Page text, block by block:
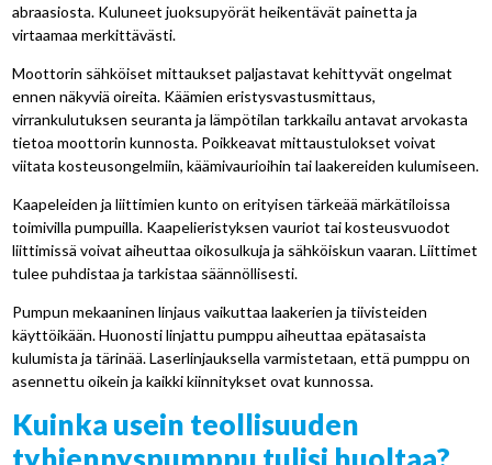
abraasiosta. Kuluneet juoksupyörät heikentävät painetta ja
virtaamaa merkittävästi.
Moottorin sähköiset mittaukset paljastavat kehittyvät ongelmat
ennen näkyviä oireita. Käämien eristysvastusmittaus,
virrankulutuksen seuranta ja lämpötilan tarkkailu antavat arvokasta
tietoa moottorin kunnosta. Poikkeavat mittaustulokset voivat
viitata kosteusongelmiin, käämivaurioihin tai laakereiden kulumiseen.
Kaapeleiden ja liittimien kunto on erityisen tärkeää märkätiloissa
toimivilla pumpuilla. Kaapelieristyksen vauriot tai kosteusvuodot
liittimissä voivat aiheuttaa oikosulkuja ja sähköiskun vaaran. Liittimet
tulee puhdistaa ja tarkistaa säännöllisesti.
Pumpun mekaaninen linjaus vaikuttaa laakerien ja tiivisteiden
käyttöikään. Huonosti linjattu pumppu aiheuttaa epätasaista
kulumista ja tärinää. Laserlinjauksella varmistetaan, että pumppu on
asennettu oikein ja kaikki kiinnitykset ovat kunnossa.
Kuinka usein teollisuuden